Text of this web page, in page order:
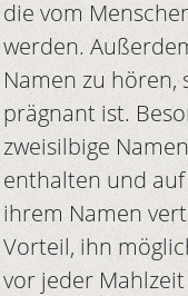
die vom
werden.
Namen zu hören,
prägnant ist.
zweisilbige
enthalten und auf
ihrem Namen
Vorteil, ihn
vor jeder